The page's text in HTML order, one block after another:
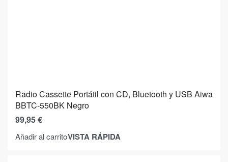
Radio Cassette Portátil con CD, Bluetooth y USB Aiwa
BBTC-550BK Negro
99,95€
Añadir al carritoVISTA RÁPIDA